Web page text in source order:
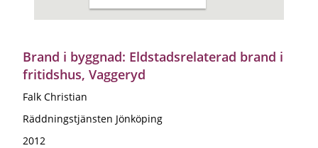
Brand i byggnad: Eldstadsrelaterad brand i
fritidshus, Vaggeryd
Falk Christian
Räddningstjänsten Jönköping
2012